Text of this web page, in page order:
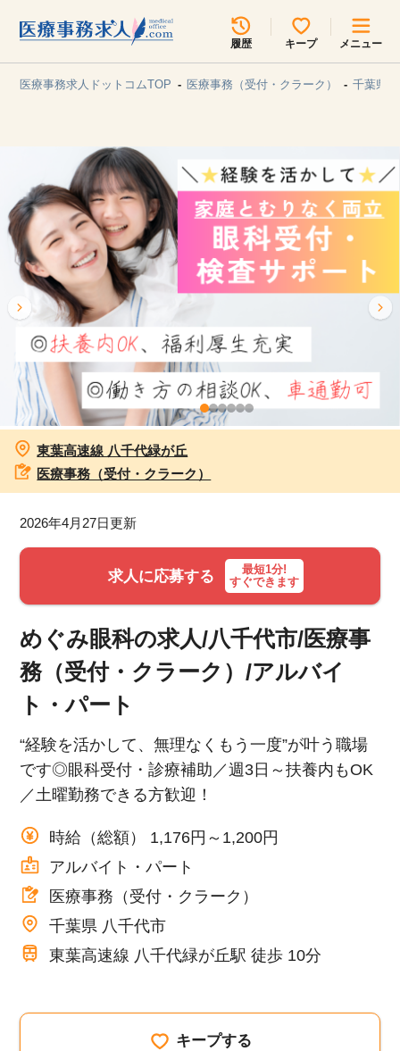
履歴 キープ メニュー
無料転職サポート お問い合わせ
見学会・イベント情報
医療事務まるわかりコラム
よくあるご質問
医療事務求人ドットコムとは
サイトの使い方
運営会社
医療事務求人ドットコムTOP 医療事務（受付・クラーク） 千葉県/
東葉高速線 八千代緑が丘
医療事務（受付・クラーク）
2026年4月27日更新
求人に応募する
最短1分!
すぐできます
めぐみ眼科の求人/八千代市/医療事
務（受付・クラーク）/アルバイ
ト・パート
“経験を活かして、無理なくもう一度”が叶う職場
です◎眼科受付・診療補助／週3日～扶養内もOK
／土曜勤務できる方歓迎！
時給（総額） 1,176円～1,200円
アルバイト・パート
医療事務（受付・クラーク）
千葉県 八千代市
東葉高速線 八千代緑が丘駅 徒歩 10分
キープする
所在地のエリアを選択してください
各支店担当よりご連絡させていただきます。
関東 関西
東海 北海道・東北
甲信越・北陸 中国・四国
九州・沖縄